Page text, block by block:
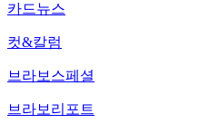
카드뉴스
컷&칼럼
브라보스페셜
브라보리포트